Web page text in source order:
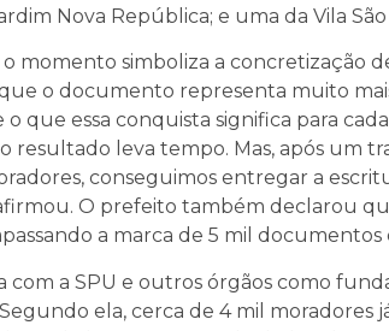
Nova República; e uma da Vila São
o momento simboliza a concretização
o documento representa muito
que essa conquista significa para
resultado leva tempo. Mas, após um
conseguimos entregar a
O prefeito também declarou
a marca de 5 mil documentos
com a SPU e outros órgãos como
ela, cerca de 4 mil moradores